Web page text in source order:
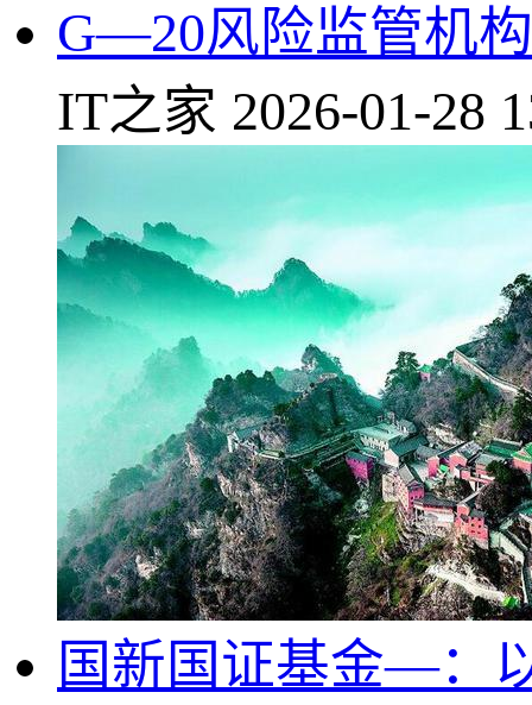
G—20风险监管机
IT之家 2026-01-28
国新国证基金—：